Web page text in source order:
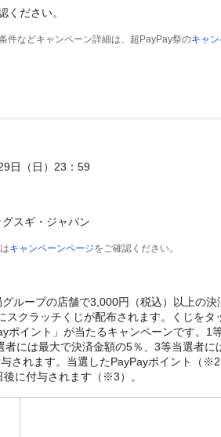
ください。
件などキャンペーン詳細は、超PayPay祭のキャ
日（日）23：59
スギ・ジャパン
キャンペーンページをご確認ください。
ループの店舗で3,000円（税込）以上の決
スクラッチくじが配布されます。くじをタ
ポイント」が当たるキャンペーンです。1
には最大で決済金額の5％、3等当選者に
されます。当選したPayPayポイント（
に付与されます（※3）。